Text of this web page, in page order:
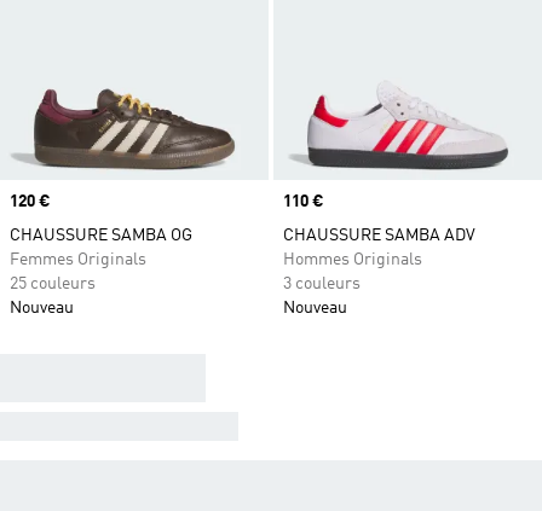
Prix
120 €
CHAUSSURE SAMBA OG
Femmes Originals
25 couleurs
Nouveau
Prix
110 €
CHAUSSURE SAMBA ADV
Hommes Originals
3 couleurs
Nouveau